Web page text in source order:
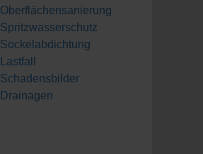
Oberflächensanierung
Spritzwasserschutz
Sockelabdichtung
Lastfall
Schadensbilder
Drainagen